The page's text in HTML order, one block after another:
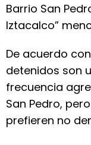
Barrio San
Iztacalco”
De acuerdo
detenidos son
frecuencia
San Pedro,
prefieren no